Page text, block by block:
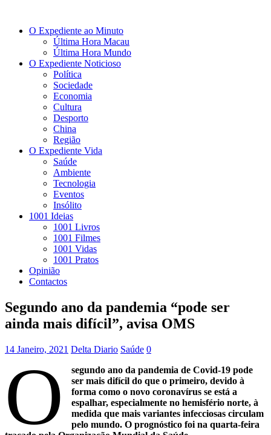
O Expediente ao Minuto
Última Hora Macau
Última Hora Mundo
O Expediente Noticioso
Política
Sociedade
Economia
Cultura
Desporto
China
Região
O Expediente Vida
Saúde
Ambiente
Tecnologia
Eventos
Insólito
1001 Ideias
1001 Livros
1001 Filmes
1001 Vidas
1001 Pratos
Opinião
Contactos
Segundo ano da pandemia “pode ser
ainda mais difícil”, avisa OMS
14 Janeiro, 2021 Delta Diario Saúde 0
O
segundo ano da pandemia de Covid-19 pode
ser mais difícil do que o primeiro, devido à
forma como o novo coronavírus se está a
espalhar, especialmente no hemisfério norte, à
medida que mais variantes infecciosas circulam
pelo mundo. O prognóstico foi na quarta-feira